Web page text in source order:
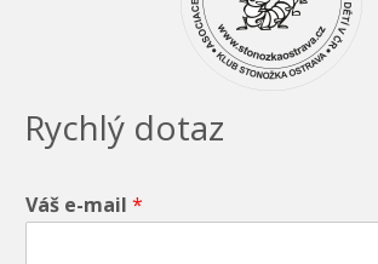
Rychlý dotaz
Váš e-mail *